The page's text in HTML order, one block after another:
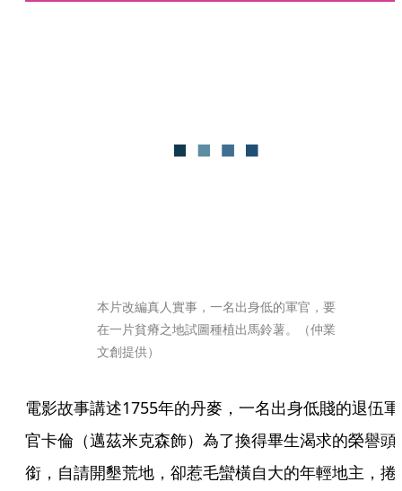
本片改編真人實事，一名出身低的軍官，要
在一片貧瘠之地試圖種植出馬鈴薯。（仲業
文創提供）
電影故事講述1755年的丹麥，一名出身低賤的退伍軍
官卡倫（邁茲米克森飾）為了換得畢生渴求的榮譽頭
銜，自請開墾荒地，卻惹毛蠻橫自大的年輕地主，捲